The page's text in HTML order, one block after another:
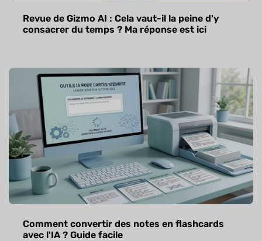
Revue de Gizmo AI : Cela vaut-il la peine d'y
consacrer du temps ? Ma réponse est ici
Comment convertir des notes en flashcards
avec l'IA ? Guide facile